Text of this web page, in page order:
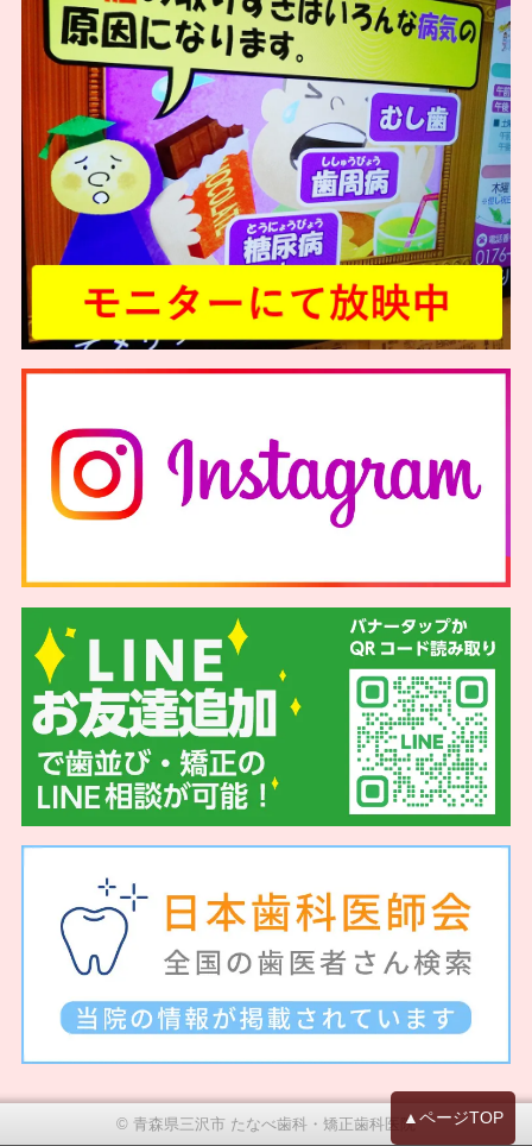
▲ページTOP
© 青森県三沢市 たなべ歯科・矯正歯科医院